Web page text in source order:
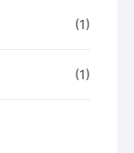
(1)
(1)